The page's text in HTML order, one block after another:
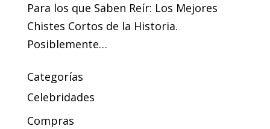
Para los que Saben Reír: Los Mejores
Chistes Cortos de la Historia.
Posiblemente…
Categorías
Celebridades
Compras